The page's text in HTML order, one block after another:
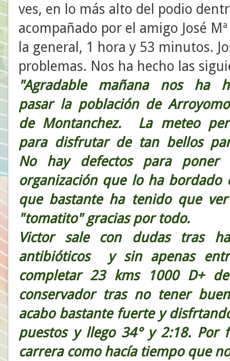
ves, en lo más alto del podio
acompañado por el amigo José
la general, 1 hora y 53 minutos.
problemas. Nos ha hecho las
"Agradable mañana nos ha
pasar la población de
de Montanchez. La meteo
para disfrutar de tan bellos
No hay defectos para
organización que lo ha bordado
que bastante ha tenido que ver
"tomatito" gracias por todo.
Victor sale con dudas tras
antibióticos y sin apenas
completar 23 kms 1000 D+
conservador tras no tener
acabo bastante fuerte y
puestos y llego 34° y 2:18.
carrera como hacía tiempo que